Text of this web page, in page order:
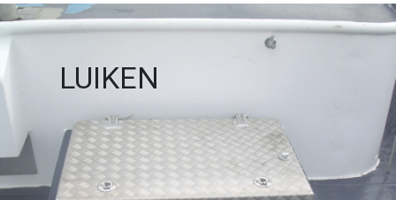
LUIKEN